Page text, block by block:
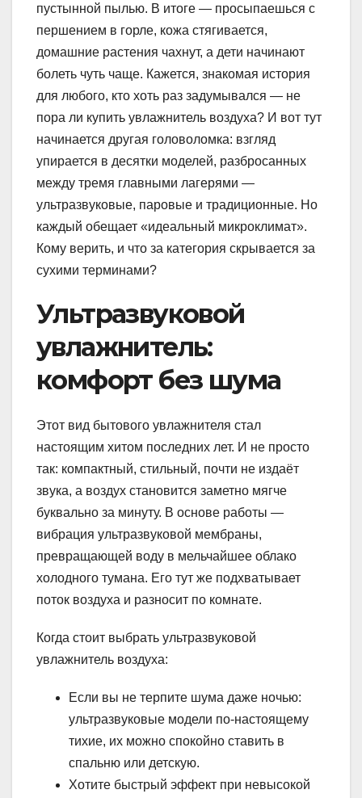
пустынной пылью. В итоге — просыпаешься с
першением в горле, кожа стягивается,
домашние растения чахнут, а дети начинают
болеть чуть чаще. Кажется, знакомая история
для любого, кто хоть раз задумывался — не
пора ли купить увлажнитель воздуха? И вот тут
начинается другая головоломка: взгляд
упирается в десятки моделей, разбросанных
между тремя главными лагерями —
ультразвуковые, паровые и традиционные. Но
каждый обещает «идеальный микроклимат».
Кому верить, и что за категория скрывается за
сухими терминами?
Ультразвуковой
увлажнитель:
комфорт без шума
Этот вид бытового увлажнителя стал
настоящим хитом последних лет. И не просто
так: компактный, стильный, почти не издаёт
звука, а воздух становится заметно мягче
буквально за минуту. В основе работы —
вибрация ультразвуковой мембраны,
превращающей воду в мельчайшее облако
холодного тумана. Его тут же подхватывает
поток воздуха и разносит по комнате.
Когда стоит выбрать ультразвуковой
увлажнитель воздуха:
Если вы не терпите шума даже ночью:
ультразвуковые модели по-настоящему
тихие, их можно спокойно ставить в
спальню или детскую.
Хотите быстрый эффект при невысокой